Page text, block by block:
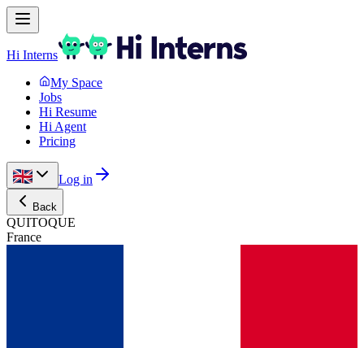
Hi Interns
My Space
Jobs
Hi Resume
Hi Agent
Pricing
Log in
Back
QUITOQUE
France